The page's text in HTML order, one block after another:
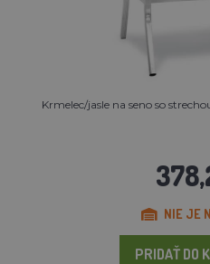
Krmelec/jasle na seno so
NIE JE
PRIDAŤ DO